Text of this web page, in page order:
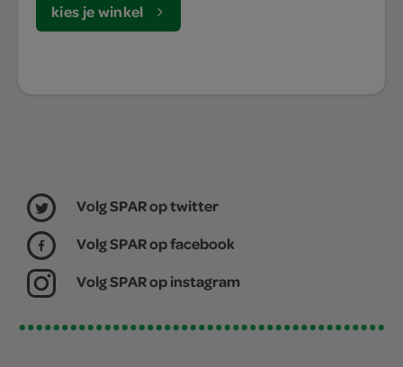
kies je winkel
Volg SPAR op twitter
Volg SPAR op facebook
Volg SPAR op instagram